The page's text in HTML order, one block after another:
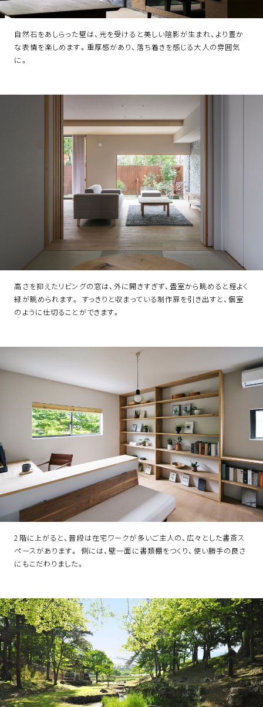
自然石をあしらった壁は、光を受けると美しい陰影が生まれ、より豊か
な表情を楽しめます。重厚感があり、落ち着きを感じる大人の雰囲気
に。
高さを抑えたリビングの窓は、外に開きすぎず、畳室から眺めると程よく
緑が眺められます。 すっきりと収まっている制作扉を引き出すと、個室
のように仕切ることができます。
2階に上がると、普段は在宅ワークが多いご主人の、広々とした書斎ス
ペースがあります。 側には、壁一面に書類棚をつくり、使い勝手の良さ
にもこだわりました。